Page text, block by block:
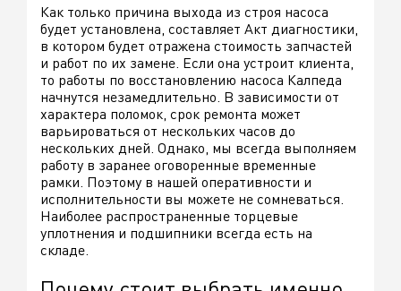
Как только причина выхода из строя насоса
будет установлена, составляет Акт диагностики,
в котором будет отражена стоимость запчастей
и работ по их замене. Если она устроит клиента,
то работы по восстановлению насоса Калпеда
начнутся незамедлительно. В зависимости от
характера поломок, срок ремонта может
варьироваться от нескольких часов до
нескольких дней. Однако, мы всегда выполняем
работу в заранее оговоренные временные
рамки. Поэтому в нашей оперативности и
исполнительности вы можете не сомневаться.
Наиболее распространенные торцевые
уплотнения и подшипники всегда есть на
складе.